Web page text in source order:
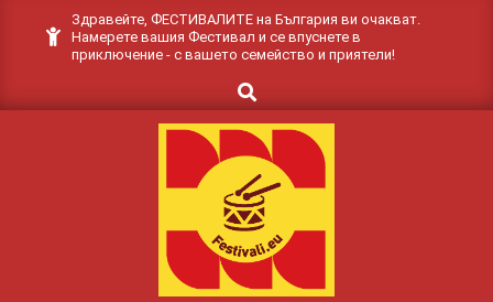
Здравейте, ФЕСТИВАЛИТЕ на България ви очакват.
Намерете вашия Фестивал и се впуснете в
приключение - с вашето семейство и приятели!
Search